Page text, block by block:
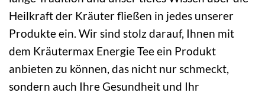
Heilkraft der Kräuter fließen in jedes unserer
Produkte ein. Wir sind stolz darauf, Ihnen mit
dem Kräutermax Energie Tee ein Produkt
anbieten zu können, das nicht nur schmeckt,
sondern auch Ihre Gesundheit und Ihr